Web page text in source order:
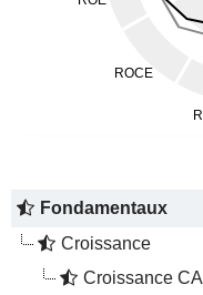
Fondamentaux
Croissance
Croissance CA